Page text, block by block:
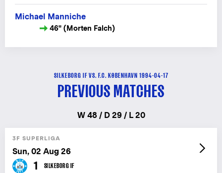
Michael Manniche
46" (Morten Falch)
SILKEBORG IF VS. F.C. KØBENHAVN 1994-04-17
PREVIOUS MATCHES
W 48 / D 29 / L 20
3F SUPERLIGA
Sun, 02 Aug 26
1 SILKEBORG IF